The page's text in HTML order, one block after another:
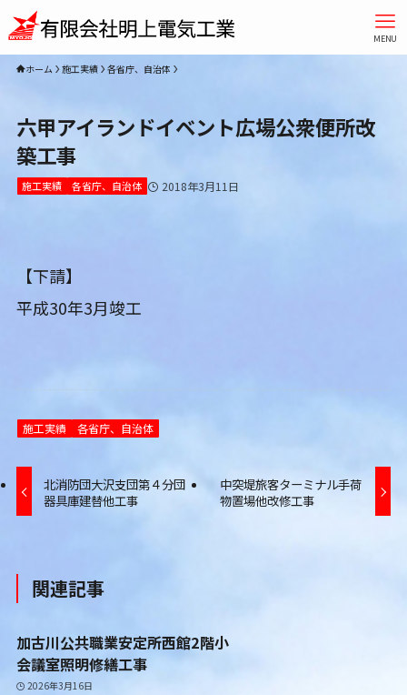
MENU
ホーム 施工実績 各省庁、自治体
六甲アイランドイベント広場公衆便所改
築工事
施工実績 各省庁、自治体 2018年3月11日
【下請】
平成30年3月竣工
施工実績 各省庁、自治体
北消防団大沢支団第４分団
器具庫建替他工事
中突堤旅客ターミナル手荷
物置場他改修工事
関連記事
加古川公共職業安定所西館2階小
会議室照明修繕工事
2026年3月16日